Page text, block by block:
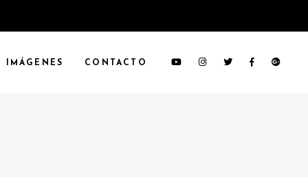
IMÁGENES CONTACTO